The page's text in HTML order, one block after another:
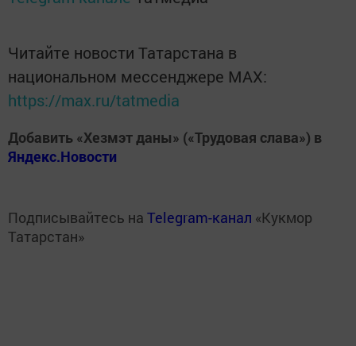
Читайте новости Татарстана в
национальном мессенджере MАХ:
https://max.ru/tatmedia
Добавить «Хезмэт даны» («Трудовая слава») в
Яндекс.Новости
Подписывайтесь на Telegram-канал «Кукмор
Татарстан»